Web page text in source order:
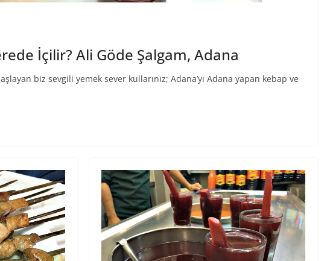
İçilir? Ali Göde Şalgam, Adana
biz sevgili yemek sever kullarınız; Adana’yı Adana yapan kebap ve